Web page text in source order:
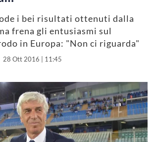
i bei risultati ottenuti dalla
frena gli entusiasmi sul
in Europa: "Non ci riguarda"
28 Ott 2016 | 11:45